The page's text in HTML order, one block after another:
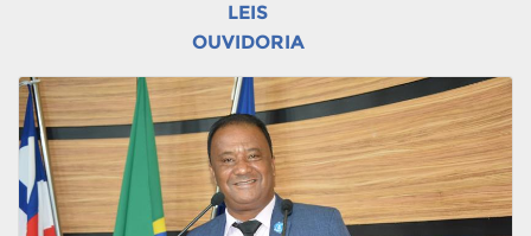
LEIS
OUVIDORIA